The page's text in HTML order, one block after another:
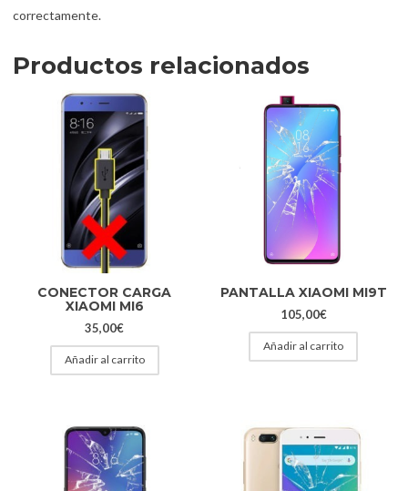
correctamente.
Productos relacionados
CONECTOR CARGA
XIAOMI MI6
35,00€
Añadir al carrito
PANTALLA XIAOMI MI9T
105,00€
Añadir al carrito